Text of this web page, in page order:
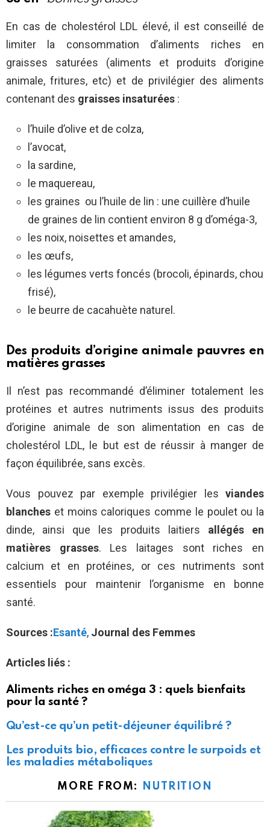
En cas de cholestérol LDL élevé, il est conseillé de
limiter la consommation d’aliments riches en
graisses saturées (aliments et produits d’origine
animale, fritures, etc) et de privilégier des aliments
contenant des graisses insaturées :
l’huile d’olive et de colza,
l’avocat,
la sardine,
le maquereau,
les graines ou l’huile de lin : une cuillère d’huile
de graines de lin contient environ 8 g d’oméga-3,
les noix, noisettes et amandes,
les œufs,
les légumes verts foncés (brocoli, épinards, chou
frisé),
le beurre de cacahuète naturel.
Des produits d’origine animale pauvres en
matières grasses
Il n’est pas recommandé d’éliminer totalement les
protéines et autres nutriments issus des produits
d’origine animale de son alimentation en cas de
cholestérol LDL, le but est de réussir à manger de
façon équilibrée, sans excès.
Vous pouvez par exemple privilégier les viandes
blanches et moins caloriques comme le poulet ou la
dinde, ainsi que les produits laitiers allégés en
matières grasses. Les laitages sont riches en
calcium et en protéines, or ces nutriments sont
essentiels pour maintenir l’organisme en bonne
santé.
Sources :Esanté, Journal des Femmes
Articles liés :
Aliments riches en oméga 3 : quels bienfaits
pour la santé ?
Qu’est-ce qu’un petit-déjeuner équilibré ?
Les produits bio, efficaces contre le surpoids et
les maladies métaboliques
MORE FROM: NUTRITION